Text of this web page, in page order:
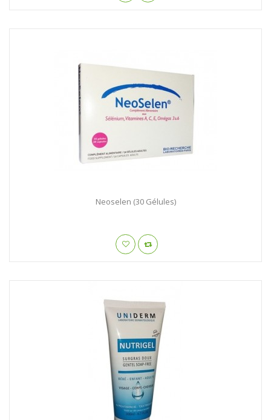
Neoselen (30 Gélules)